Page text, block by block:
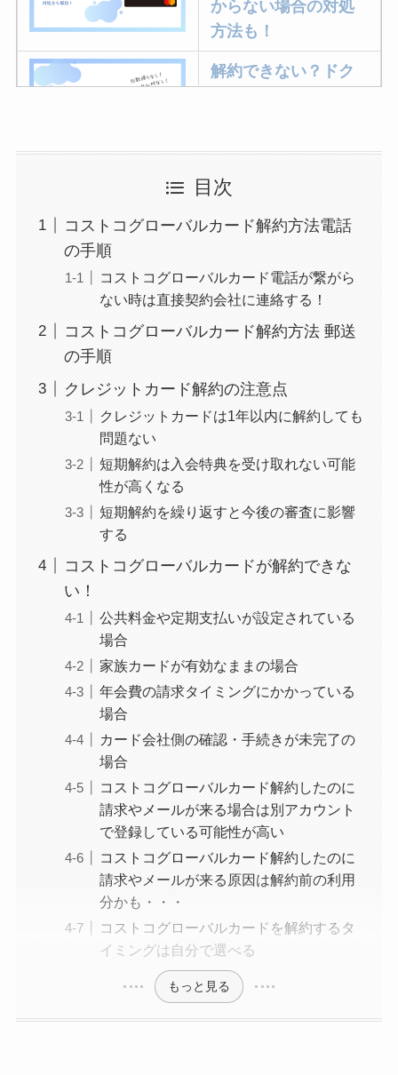
からない場合の対処
方法も！
解約できない？ドク
ミュゼプラチナムの
約期間が過ぎた場合
レミノの解約方法ま
とめ！最短手続きや
ユンス美容液の解約
らない時の裏ワザ
なにわサプリ
なぜ解約できない？
る方法ある？
ニューZの解約まと
め！電話が繋がらな
ニーを電話から解約
する方法を完全攻略
目次
コストコグローバルカード解約方法電話
の手順
コストコグローバルカード電話が繋がら
ない時は直接契約会社に連絡する！
コストコグローバルカード解約方法 郵送
の手順
クレジットカード解約の注意点
クレジットカードは1年以内に解約しても
問題ない
短期解約は入会特典を受け取れない可能
性が高くなる
短期解約を繰り返すと今後の審査に影響
する
コストコグローバルカードが解約できな
い！
公共料金や定期支払いが設定されている
場合
家族カードが有効なままの場合
年会費の請求タイミングにかかっている
場合
カード会社側の確認・手続きが未完了の
場合
コストコグローバルカード解約したのに
請求やメールが来る場合は別アカウント
で登録している可能性が高い
コストコグローバルカード解約したのに
請求やメールが来る原因は解約前の利用
分かも・・・
コストコグローバルカードを解約するタ
イミングは自分で選べる
もっと見る